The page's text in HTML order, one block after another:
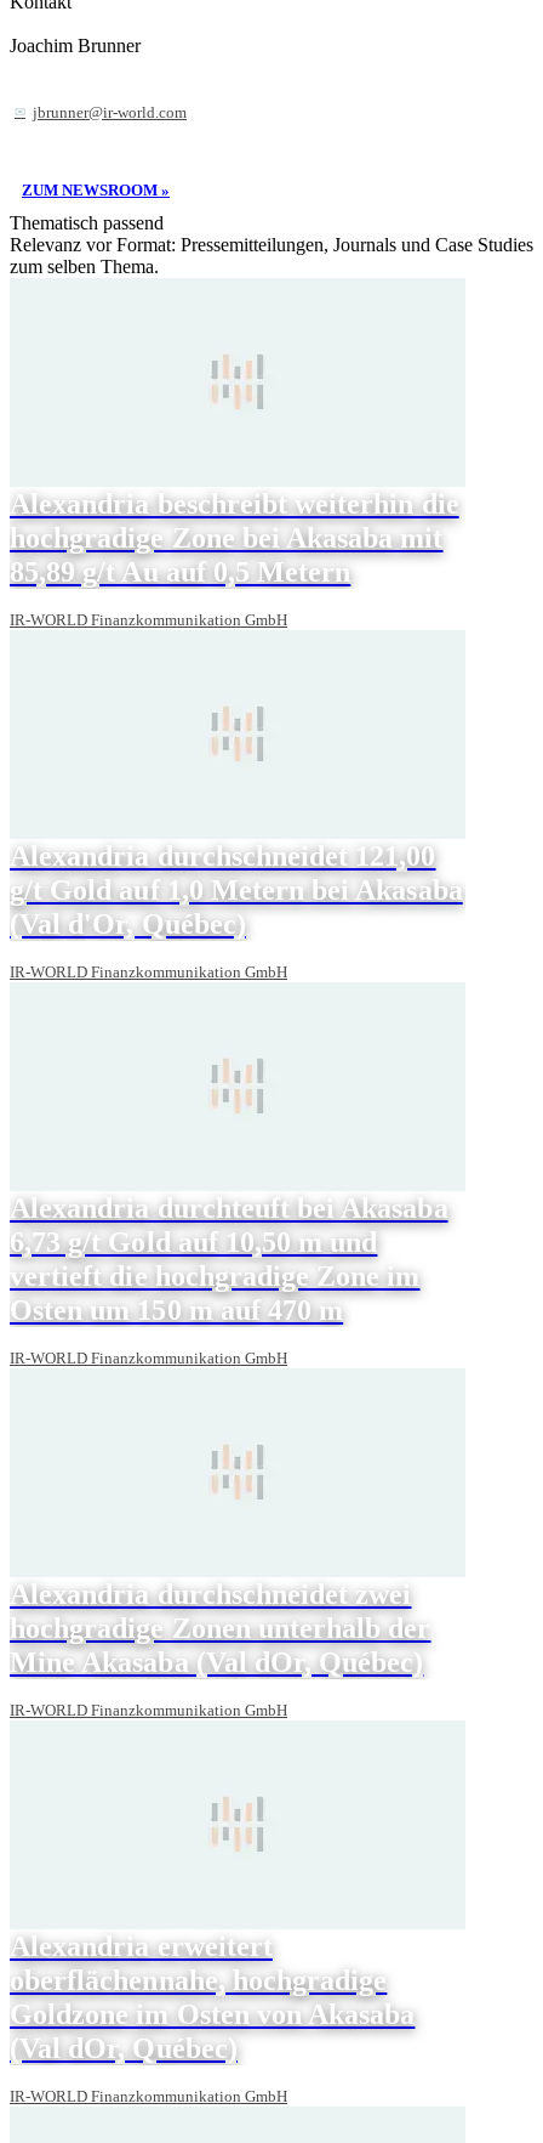
Joachim Brunner
jbrunner@ir-world.com
ZUM NEWSROOM »
Thematisch passend
Relevanz vor Format: Pressemitteilungen, Journals und Case Studies
zum selben Thema.
Alexandria beschreibt weiterhin die
hochgradige Zone bei Akasaba mit
85,89 g/t Au auf 0,5 Metern
IR-WORLD Finanzkommunikation GmbH
Alexandria durchschneidet 121,00
g/t Gold auf 1,0 Metern bei Akasaba
(Val d'Or, Québec)
IR-WORLD Finanzkommunikation GmbH
Alexandria durchteuft bei Akasaba
6,73 g/t Gold auf 10,50 m und
vertieft die hochgradige Zone im
Osten um 150 m auf 470 m
IR-WORLD Finanzkommunikation GmbH
Alexandria durchschneidet zwei
hochgradige Zonen unterhalb der
Mine Akasaba (Val dOr, Québec)
IR-WORLD Finanzkommunikation GmbH
Alexandria erweitert
oberflächennahe, hochgradige
Goldzone im Osten von Akasaba
(Val dOr, Québec)
IR-WORLD Finanzkommunikation GmbH